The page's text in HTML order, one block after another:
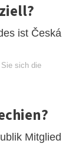
ist Česká
Sie sich die
Mitglied